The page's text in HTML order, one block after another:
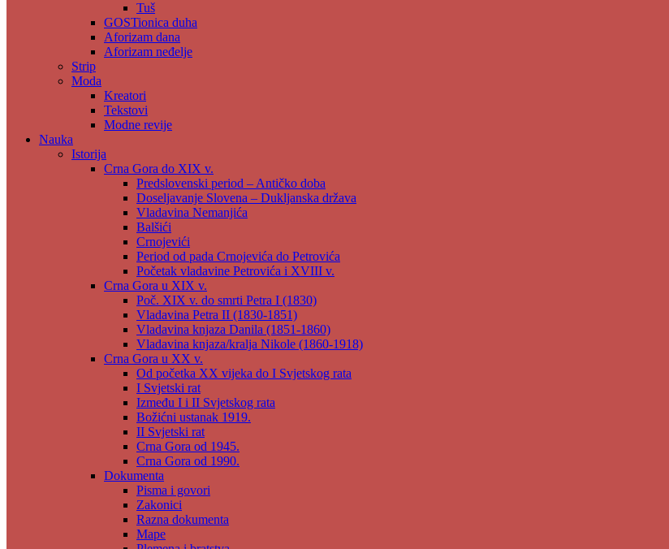
Tuš
GOSTionica duha
Aforizam dana
Aforizam neđelje
Strip
Moda
Kreatori
Tekstovi
Modne revije
Nauka
Istorija
Crna Gora do XIX v.
Predslovenski period – Antičko doba
Doseljavanje Slovena – Dukljanska država
Vladavina Nemanjića
Balšići
Crnojevići
Period od pada Crnojevića do Petrovića
Početak vladavine Petrovića i XVIII v.
Crna Gora u XIX v.
Poč. XIX v. do smrti Petra I (1830)
Vladavina Petra II (1830-1851)
Vladavina knjaza Danila (1851-1860)
Vladavina knjaza/kralja Nikole (1860-1918)
Crna Gora u XX v.
Od početka XX vijeka do I Svjetskog rata
I Svjetski rat
Između I i II Svjetskog rata
Božićni ustanak 1919.
II Svjetski rat
Crna Gora od 1945.
Crna Gora od 1990.
Dokumenta
Pisma i govori
Zakonici
Razna dokumenta
Mape